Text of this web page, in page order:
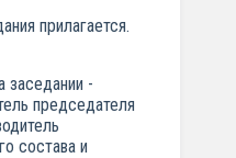
прилагается.
заседании -
председателя
состава и